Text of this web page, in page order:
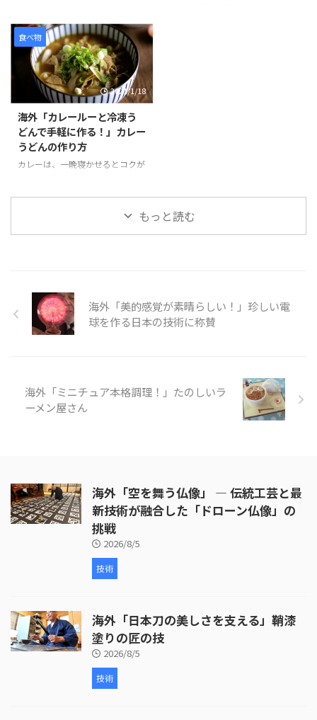
「なんちゃってコロッケ」の様子
を見てみましょう。 引用元：
https://www.you ...
るミックス粉シリーズのひとつ
で、材料の準備がバターのみで作
ることができます。 バターは室
温に戻すか、電子レンジを使って
やわらかくすることができます。
また混ぜて生地をまとめて、冷や
して形を作る工程は、クッキー作
りとほぼ同じで、混ぜる材料が少
ない分もっと簡単にできそうで
す。 そんな「スノーボール・シ
ョコラ」の様子を見てみましょ
h?v=xF ...
食べ物
2021/1/18
海外「カレールーと冷凍う
どんで手軽に作る！」カレー
うどんの作り方
カレーは、一晩寝かせるとコクが
来ます。そこに冷凍うどんをパパ
っと入れれば忙しい昼や夜ごはん
を使った作り方について紹介して
います。タマネギ、豚、長ネギを
使ったメニューは、豚肉にするこ
とで、炒める時間を短くすること
https://www.youtube.com/ ...
もっと読む
海外「美的感覚が素晴らしい！」珍しい電
球を作る日本の技術に称賛
海外「ミニチュア本格調理！」たのしいラ
ーメン屋さん
海外「空を舞う仏像」 ― 伝統工芸と最
新技術が融合した「ドローン仏像」の
挑戦
2026/8/5
技術
海外「日本刀の美しさを支える」鞘漆
塗りの匠の技
2026/8/5
技術